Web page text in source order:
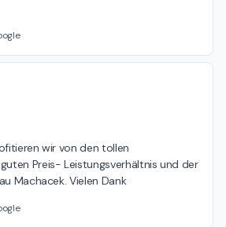
wir von den tollen
Preis- Leistungsverhältnis und der
Machacek. Vielen Dank